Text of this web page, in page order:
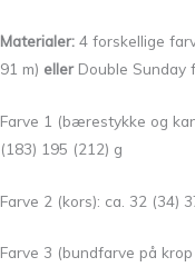
Materialer: 4 forskellige
91 m) ellerDouble Sunday
Farve 1 (bærestykke og
(183) 195 (212) g
Farve 2 (kors): ca. 32 (34)
Farve 3 (bundfarve på